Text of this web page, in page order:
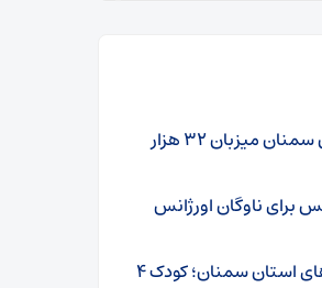
۲۷۹ پایگاه تابستانی استان سمنان میزبان ۳۲ هزار
۱۲ آمبولانس برای ناوگان اورژانس
۳ سانحه رانندگی در محورهای استان سمنان؛ کودک ۴